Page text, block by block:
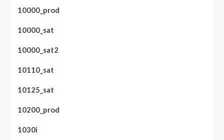
10000_prod
10000_sat
10000_sat2
10110_sat
10125_sat
10200_prod
1030i